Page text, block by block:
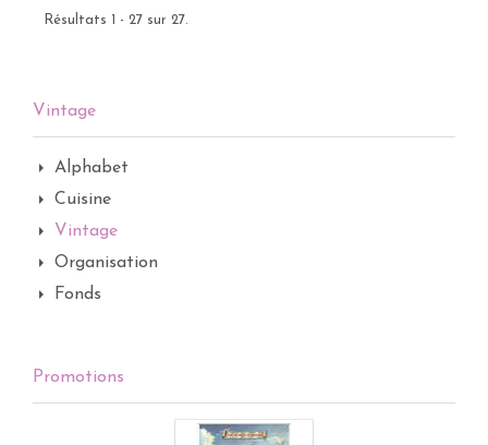
Résultats 1 - 27 sur 27.
Vintage
Alphabet
Cuisine
Vintage
Organisation
Fonds
Promotions